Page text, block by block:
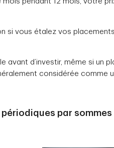
si vous étalez vos
avant d’investir, même si un
considérée comme
par sommes